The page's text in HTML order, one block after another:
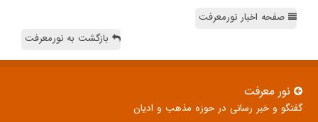
صفحه اخبار نورمعرفت
بازگشت به نورمعرفت
نور معرفت
گفتگو و خبر رسانی در حوزه مذهب و ادیان